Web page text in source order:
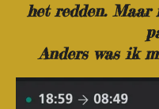
het redden.
Anders was ik